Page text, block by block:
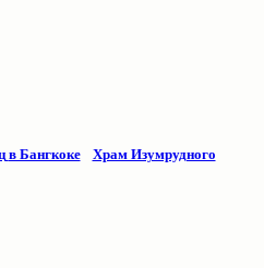
в Бангкоке Храм Изумрудного